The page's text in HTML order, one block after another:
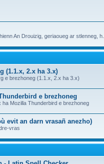
An Drouizig, geriaoueg ar stlenneg,
(1.1.x, 2.x ha 3.x)
e brezhoneg (1.1.x, 2.x ha 3.x)
e brezhoneg
Mozilla Thunderbird e brezhoneg
evit an darn vrasañ anezho)
vras